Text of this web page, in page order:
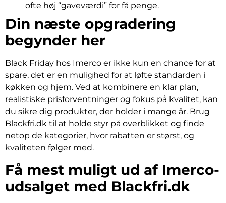
ofte høj “gaveværdi” for få penge.
Din næste opgradering
begynder her
Black Friday hos Imerco er ikke kun en chance for at
spare, det er en mulighed for at løfte standarden i
køkken og hjem. Ved at kombinere en klar plan,
realistiske prisforventninger og fokus på kvalitet, kan
du sikre dig produkter, der holder i mange år. Brug
Blackfri.dk til at holde styr på overblikket og finde
netop de kategorier, hvor rabatten er størst, og
kvaliteten følger med.
Få mest muligt ud af Imerco-
udsalget med Blackfri.dk